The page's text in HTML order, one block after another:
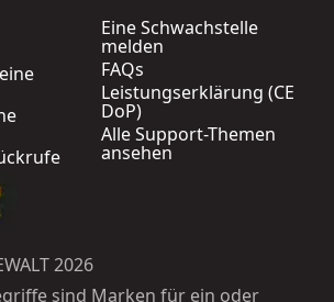
Eine Schwachstelle
melden
FAQs
Leistungserklärung (CE
DoP)
Alle Support-Themen
ansehen
2026
sind Marken für ein oder